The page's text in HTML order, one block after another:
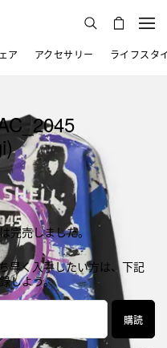
ア アクセサリー ライフスタ
完売しました。
早く入手したい方は、下記
しよう。
購読